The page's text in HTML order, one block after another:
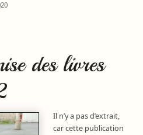
des livres
Il n’y a pas d’extrait,
car cette publication